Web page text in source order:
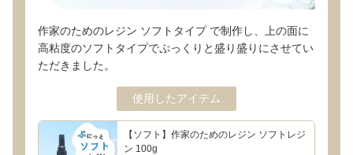
作家のためのレジン ソフトタイプ で制作し、上の面に
高粘度のソフトタイプでぷっくりと盛り盛りにさせてい
ただきました。
使用したアイテム
【ソフト】作家のためのレジン ソフトレジ
ン 100g